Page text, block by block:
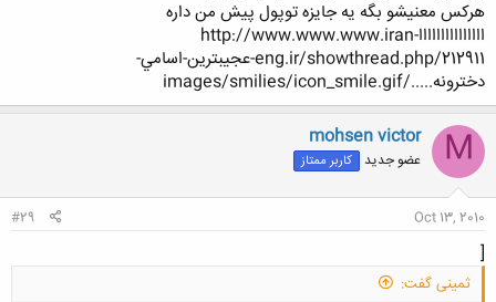
هرکس معنیشو بگه یه جایزه توپول پیش من داره
اااااااااااااااhttp://www.www.www.iran-
eng.ir/showthread.php/212911-عجيبترين-اسامي-
دخترونه...../images/smilies/icon_smile.gif
M
mohsen victor
عضو جدید کاربر ممتاز
Oct 13, 2010
#29
[
ثمینی گفت: